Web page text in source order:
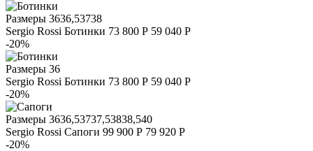
Размеры 3636,53738
Sergio Rossi Ботинки 73 800 Р 59 040 Р
-20%
Размеры 36
Sergio Rossi Ботинки 73 800 Р 59 040 Р
-20%
Размеры 3636,53737,53838,540
Sergio Rossi Сапоги 99 900 Р 79 920 Р
-20%